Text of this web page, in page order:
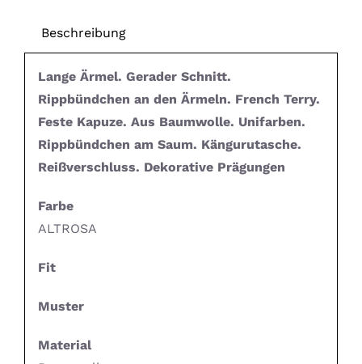
Beschreibung
Lange Ärmel. Gerader Schnitt.
Rippbündchen an den Ärmeln. French Terry.
Feste Kapuze. Aus Baumwolle. Unifarben.
Rippbündchen am Saum. Kängurutasche.
Reißverschluss. Dekorative Prägungen
Farbe
ALTROSA
Fit
Muster
Material